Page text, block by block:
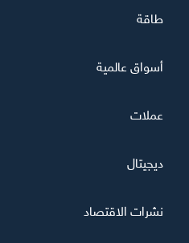
طاقة
أسواق عالمية
عملات
ديجيتال
نشرات الاقتصاد